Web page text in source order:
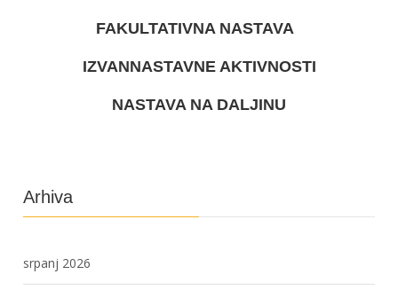
FAKULTATIVNA NASTAVA
IZVANNASTAVNE AKTIVNOSTI
NASTAVA NA DALJINU
Arhiva
srpanj 2026